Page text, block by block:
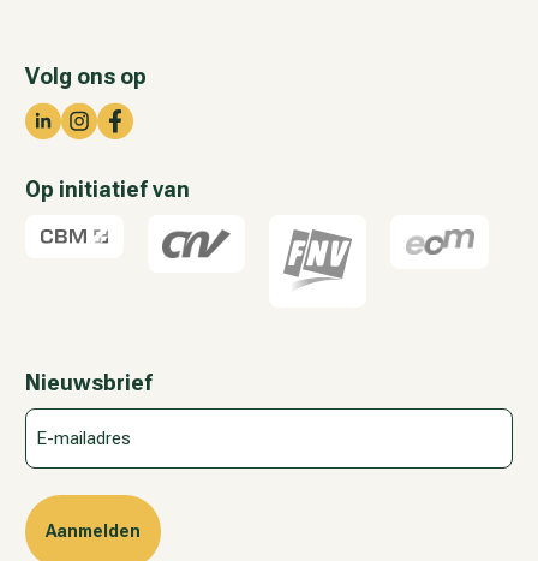
Volg ons op
Op initiatief van
Nieuwsbrief
E-
mailadres